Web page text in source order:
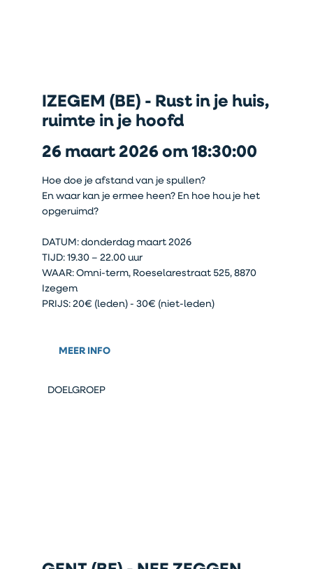
IZEGEM (BE) - Rust in je huis,
ruimte in je hoofd
26 maart 2026 om 18:30:00
Hoe doe je afstand van je spullen?
En waar kan je ermee heen? En hoe hou je het
opgeruimd?
DATUM: donderdag maart 2026
TIJD: 19.30 – 22.00 uur
WAAR: Omni-term, Roeselarestraat 525, 8870
Izegem
PRIJS: 20€ (leden) - 30€ (niet-leden)
MEER INFO
DOELGROEP